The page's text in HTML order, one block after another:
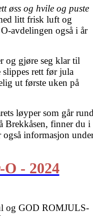
øss og hvile og puste
litt frisk luft og
avdelingen også i år
og gjøre seg klar til
rett før jula
ut første uken på
løyper som går
Brekkåsen, finner du i
informasjon
- 2024
og GOD ROMJULS-